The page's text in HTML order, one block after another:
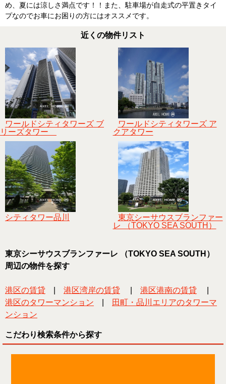
め、夏には涼しさ満点です！！また、駐車場が自走式の平置きタイ
プなのでお車にお困りの方にはオススメです。
近くの物件リスト
ワールドシティタワーズ ブ
リーズタワー
ワールドシティタワーズ ア
クアタワー
シティタワー品川
東京シーサウスブランファー
レ （TOKYO SEA SOUTH）
東京シーサウスブランファーレ （TOKYO SEA SOUTH）
周辺の物件を探す
港区の賃貸 港区湾岸の賃貸 港区港南の賃貸
港区のタワーマンション
田町・品川エリアのタワーマ
ンション
こだわり検索条件から探す